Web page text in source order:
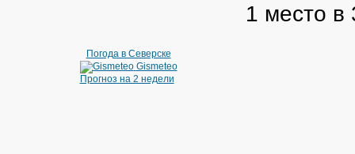
Погода в Северске
Gismeteo
Прогноз на 2 недели
1 место в